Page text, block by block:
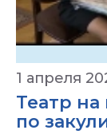
1 апреля
Театр
по